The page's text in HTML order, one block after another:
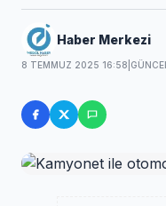
Haber Merkezi
8 TEMMUZ 2025 16:58